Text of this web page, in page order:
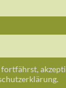
fortfährst,